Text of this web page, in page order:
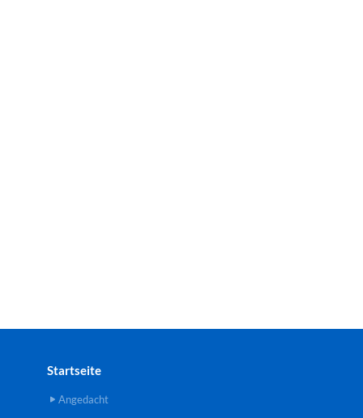
Startseite
Angedacht